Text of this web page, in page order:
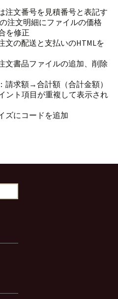
注文番号を見積番号と表記す
注文明細にファイルの価格
を修正
文の配送と支払いのHTMLを
文書品ファイルの追加、削除
請求額→合計額（合計金額）
ント項目が重複して表示され
ズにコードを追加